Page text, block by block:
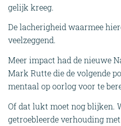
gelijk kreeg.
De lacherigheid waarmee
veelzeggend.
Meer impact had de nieuwe
Mark Rutte die de volgende
mentaal op oorlog voor te
Of dat lukt moet nog blijken.
getroebleerde verhouding